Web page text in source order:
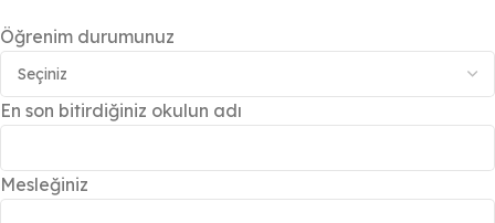
Öğrenim durumunuz
En son bitirdiğiniz okulun adı
Mesleğiniz